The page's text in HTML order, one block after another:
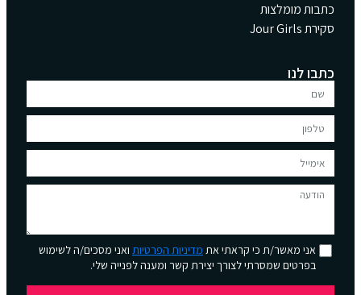
כתבות מומלצות
סקירת Jour Girls
כתבו לנו
אני מאשר/ת כי קראתי אתמדיניות הפרטיותואני מסכים/ה לשימוש
בפרטים שמסרתי לצורך יצירת קשר ומענה לפנייה שלי.